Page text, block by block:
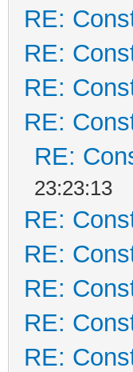
RE:
RE:
RE:
RE:
RE:
23:23:13
RE:
RE:
RE:
RE:
RE: